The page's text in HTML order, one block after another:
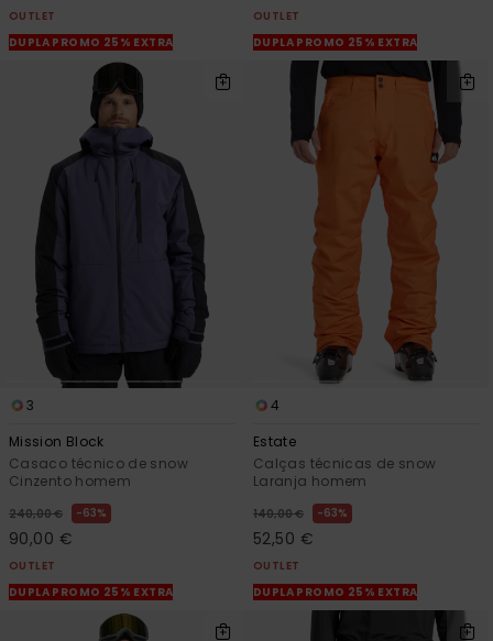
OUTLET
DUPLA PROMO 25% EXTRA
OUTLET
DUPLA PROMO 25% EXTRA
3
Mission Block
Casaco técnico de snow
Cinzento homem
240,00 € 63%
90,00 €
OUTLET
DUPLA PROMO 25% EXTRA
4
Estate
Calças técnicas de snow
Laranja homem
140,00 € 63%
52,50 €
OUTLET
DUPLA PROMO 25% EXTRA